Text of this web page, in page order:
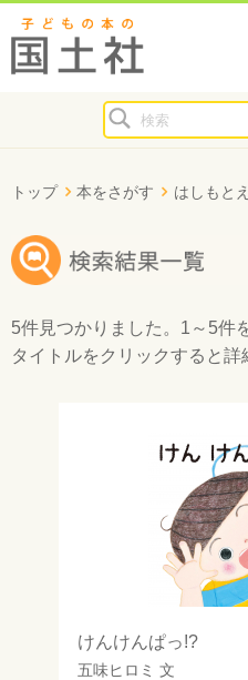
トップ 本をさがす はしもと
5件見つかりました。 1～5件
タイトルをクリックすると詳
けんけんぱっ!?
五味ヒロミ 文